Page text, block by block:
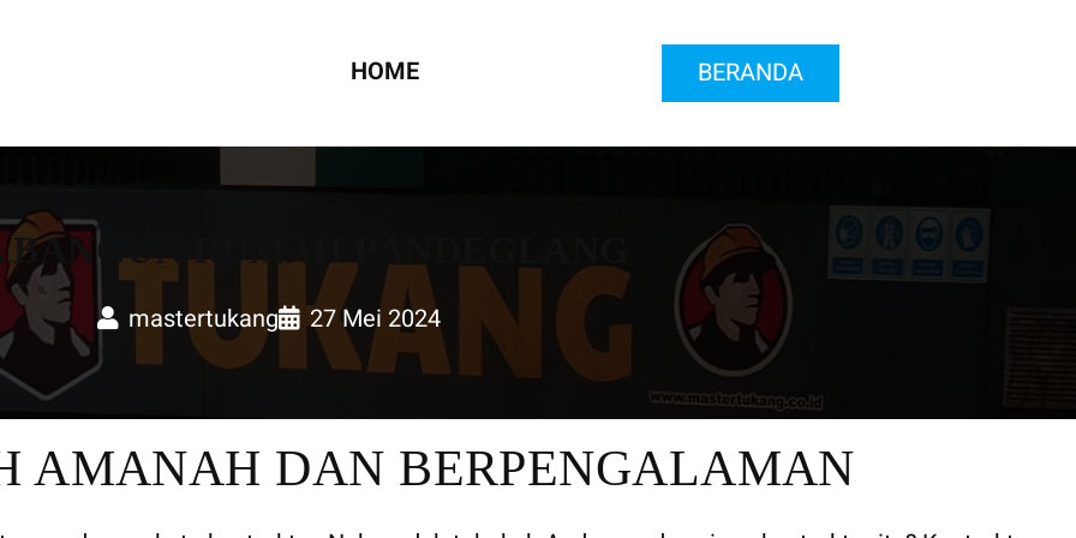
HOME BERANDA
BANGUN RUMAH PANDEGLANG
mastertukang 27 Mei 2024
AMANAH DAN BERPENGALAMAN